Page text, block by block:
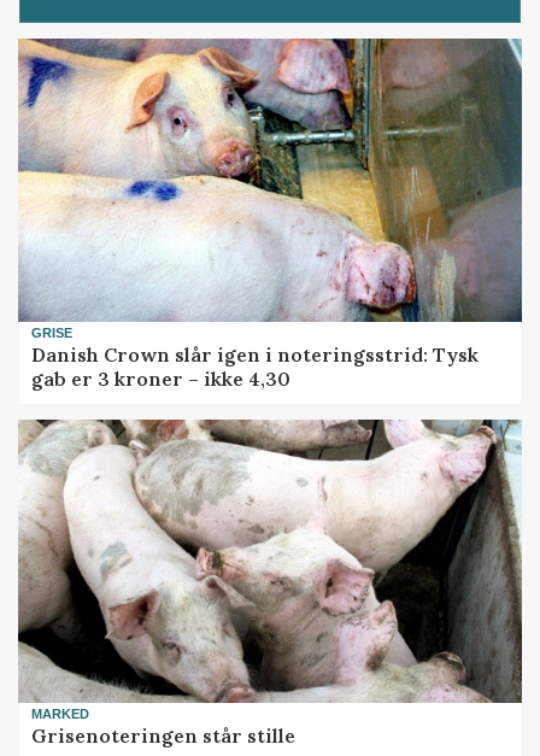
GRISE
Danish Crown slår igen i noteringsstrid: Tysk
gab er 3 kroner – ikke 4,30
MARKED
Grisenoteringen står stille